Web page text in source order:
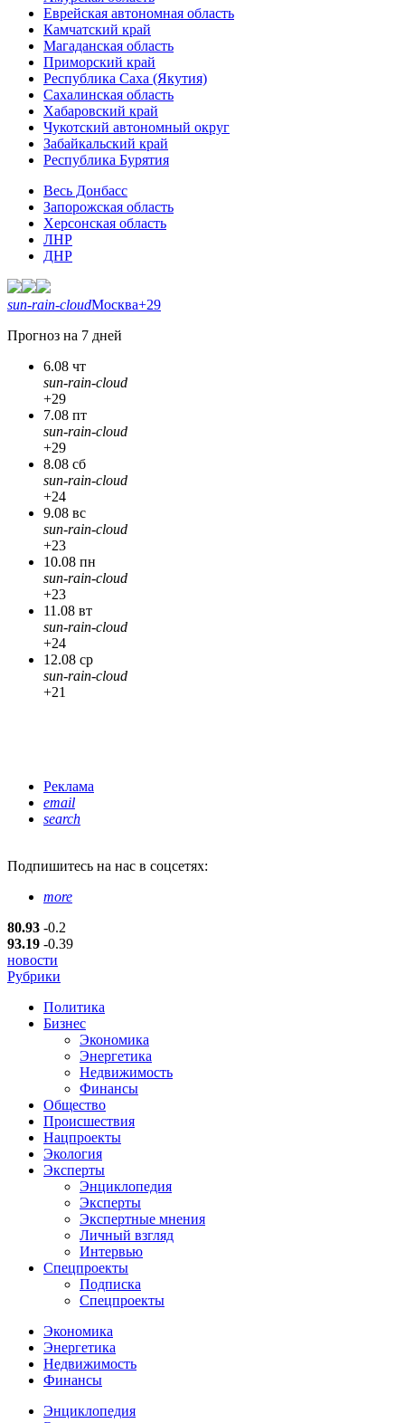
Еврейская автономная область
Камчатский край
Магаданская область
Приморский край
Республика Саха (Якутия)
Сахалинская область
Хабаровский край
Чукотский автономный округ
Забайкальский край
Республика Бурятия
Весь Донбасс
Запорожская область
Херсонская область
ЛНР
ДНР
sun-rain-cloudМосква+29
Прогноз на 7 дней
6.08 чт
sun-rain-cloud
+29
7.08 пт
sun-rain-cloud
+29
8.08 сб
sun-rain-cloud
+24
9.08 вс
sun-rain-cloud
+23
10.08 пн
sun-rain-cloud
+23
11.08 вт
sun-rain-cloud
+24
12.08 ср
sun-rain-cloud
+21
Реклама
email
search
Подпишитесь на нас в соцсетях:
more
80.93 -0.2
93.19 -0.39
новости
Рубрики
Политика
Бизнес
Экономика
Энергетика
Недвижимость
Финансы
Общество
Происшествия
Нацпроекты
Экология
Эксперты
Энциклопедия
Эксперты
Экспертные мнения
Личный взгляд
Интервью
Спецпроекты
Подписка
Спецпроекты
Экономика
Энергетика
Недвижимость
Финансы
Энциклопедия